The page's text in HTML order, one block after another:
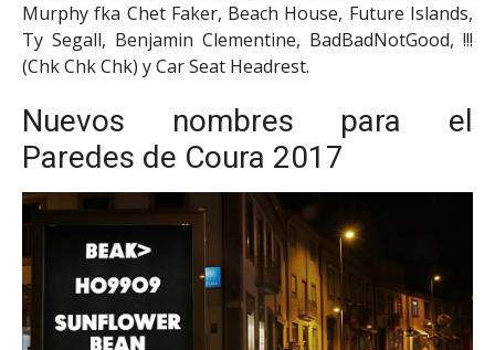
Murphy fka Chet Faker, Beach House, Future Islands,
Ty Segall, Benjamin Clementine, BadBadNotGood, !!!
(Chk Chk Chk) y Car Seat Headrest.
Nuevos nombres para el
Paredes de Coura 2017